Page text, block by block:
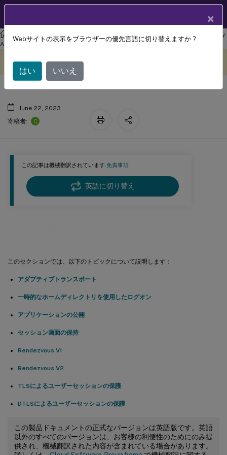
リナックス バーチャル デリバリー エージェント
Linux Virtual Delivery
Agent 2303
この記事は機械翻訳されています.免責事項
英語に切り替え
このセクションでは、以下のトピックについて説明します：
アダプティブトランスポート
一時的なホームディレクトリを使用したログオン
アプリケーションの公開
セッション画面の保持
Rendezvous V1
Rendezvous V2
TLSによるユーザーセッションの保護
DTLSによるユーザーセッションの保護
この製品ドキュメントの正式なバージョンは英語版です。英語
以外のすべてのバージョンは、お客様の利便性のためにのみ提
供され、機械翻訳された内容が含まれている場合があります。
翻訳されています。
セッション
June 22, 2023
寄稿者:
C
×
Webサイトの表示をブラウザーの優先言語に切り替えますか ?
はい いいえ